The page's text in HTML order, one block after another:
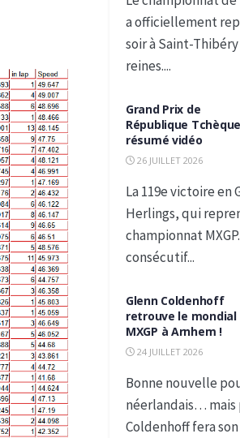
a officiellement
soir à Saint-
reines....
Grand Prix de
République
résumé vidéo
26 JUILLET 2026
La 119e victoire en
Herlings, qui
championnat
consécutif...
Glenn Coldenhoff
retrouve le mondial
MXGP à Arnhem !
24 JUILLET 2026
Bonne nouvelle
néerlandais… mais
Coldenhoff fera